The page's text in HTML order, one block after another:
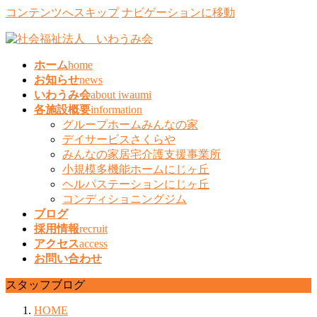
コンテンツへスキップ ナビゲーションに移動
ホームhome
お知らせnews
いわうみ会about iwaumi
各施設概要information
グループホームみんなの家
デイサービスさくらや
みんなの家居宅介護支援事業所
小規模多機能ホームにじヶ丘
ヘルパステーションにじヶ丘
コンディショニングジム
ブログ
採用情報recruit
アクセスaccess
お問い合わせ
スタッフブログ
HOME